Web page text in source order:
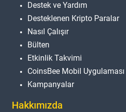
Destek ve Yardım
Desteklenen Kripto Paralar
Nasıl Çalışır
Bülten
Etkinlik Takvimi
CoinsBee Mobil Uygulaması
Kampanyalar
Hakkımızda